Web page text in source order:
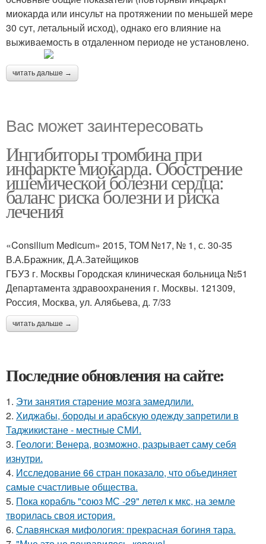
миокарда или инсульт на протяжении по меньшей мере
30 сут, летальный исход), однако его влияние на
выживаемость в отдаленном периоде не установлено.
читать дальше →
Вас может заинтересовать
Ингибиторы тромбина при
инфаркте миокарда. Обострение
ишемической болезни сердца:
баланс риска болезни и риска
лечения
«Consilium Medicum» 2015, ТОМ №17, № 1, с. 30-35
В.А.Бражник, Д.А.Зaтейщиков
ГБУЗ г. Москвы Городская клиническая больница №51
Департамента здравоохранения г. Москвы. 121309,
Россия, Москва, ул. Алябьева, д. 7/33
читать дальше →
Последние обновления на сайте:
1. Эти занятия старение мозга замедлили.
2. Хиджабы, бороды и арабскую одежду запретили в
Таджикистане - местные СМИ.
3. Геологи: Венера, возможно, разрывает саму себя
изнутри.
4. Исследование 66 стран показало, что объединяет
самые счастливые общества.
5. Пока корабль "союз МС -29" летел к мкс, на земле
творилась своя история.
6. Славянская мифология: прекрасная богиня тара.